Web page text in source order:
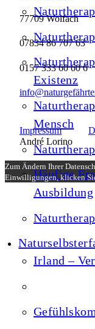
Existenz
Mensch
Häufige
Ausbildung
Irland –
77709 Wolfach
07834 86 707 63
0157 333 60 60 6
Impressum
André Lorino
Zum Ändern Ihrer
Einwilligungen, klicken